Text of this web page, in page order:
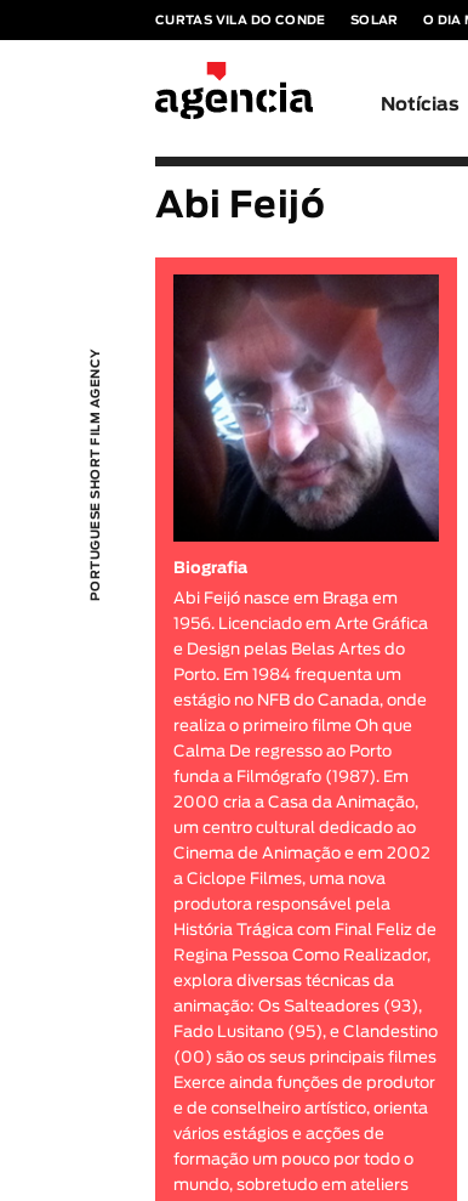
CURTAS VILA DO CONDE SOLAR O DIA
Notícias
PORTUGUESE SHORT FILM AGENCY
Abi Feijó
Biografia
Abi Feijó nasce em Braga em
1956. Licenciado em Arte Gráfica
e Design pelas Belas Artes do
Porto. Em 1984 frequenta um
estágio no NFB do Canada, onde
realiza o primeiro filme Oh que
Calma De regresso ao Porto
funda a Filmógrafo (1987). Em
2000 cria a Casa da Animação,
um centro cultural dedicado ao
Cinema de Animação e em 2002
a Ciclope Filmes, uma nova
produtora responsável pela
História Trágica com Final Feliz de
Regina Pessoa Como Realizador,
explora diversas técnicas da
animação: Os Salteadores (93),
Fado Lusitano (95), e Clandestino
(00) são os seus principais filmes
Exerce ainda funções de produtor
e de conselheiro artístico, orienta
vários estágios e acções de
formação um pouco por todo o
mundo, sobretudo em ateliers